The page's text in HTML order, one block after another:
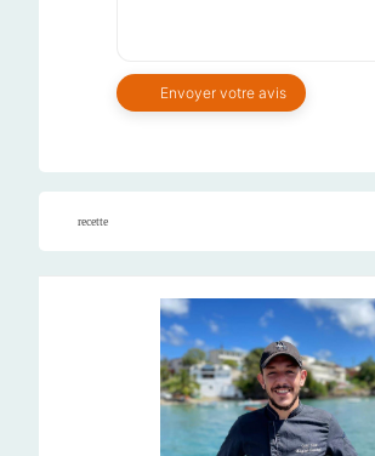
recette